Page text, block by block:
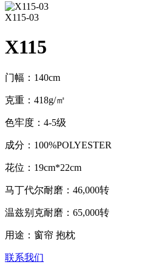
X115-03
X115
门幅：140cm
克重：418g/㎡
色牢度：4-5级
成分：100%POLYESTER
花位：19cm*22cm
马丁代尔耐磨：46,000转
温兹别克耐磨：65,000转
用途：窗帘 抱枕
联系我们